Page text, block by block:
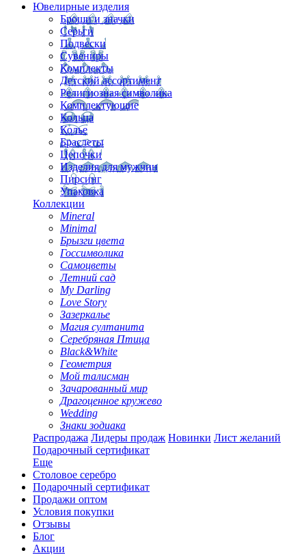
Ювелирные изделия
Броши и значки
Серьги
Подвески
Сувениры
Комплекты
Детский ассортимент
Религиозная символика
Комплектующие
Кольца
Колье
Браслеты
Цепочки
Изделия для мужчин
Пирсинг
Упаковка
Коллекции
Mineral
Minimal
Брызги цвета
Госсимволика
Самоцветы
Летний сад
My Darling
Love Story
Зазеркалье
Магия султанита
Серебряная Птица
Black&White
Геометрия
Мой талисман
Зачарованный мир
Драгоценное кружево
Wedding
Знаки зодиака
Распродажа Лидеры продаж Новинки Лист желаний
Подарочный сертификат
Еще
Столовое серебро
Подарочный сертификат
Продажи оптом
Условия покупки
Отзывы
Блог
Акции